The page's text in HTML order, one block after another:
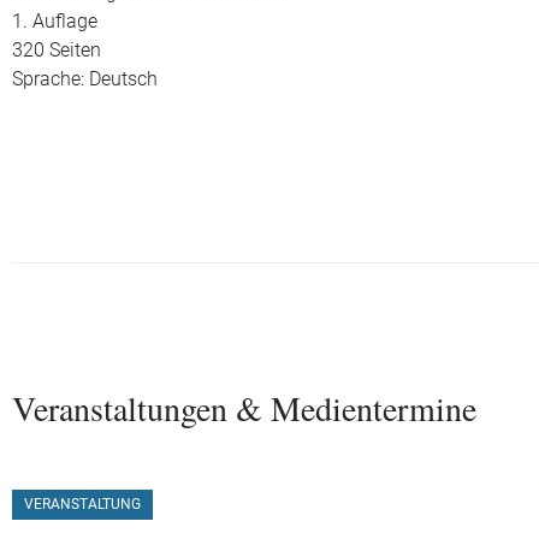
1. Auflage
320 Seiten
Sprache: Deutsch
Veranstaltungen & Medientermine
VERANSTALTUNG